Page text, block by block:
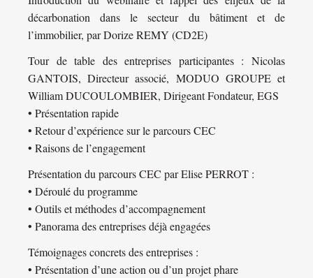
décarbonation dans le secteur du bâtiment et de
l’immobilier, par Dorize REMY (CD2E)
Tour de table des entreprises participantes : Nicolas
GANTOIS, Directeur associé, MODUO GROUPE et
William DUCOULOMBIER, Dirigeant Fondateur, EGS
• Présentation rapide
• Retour d’expérience sur le parcours CEC
• Raisons de l’engagement
Présentation du parcours CEC par Elise PERROT :
• Déroulé du programme
• Outils et méthodes d’accompagnement
• Panorama des entreprises déjà engagées
Témoignages concrets des entreprises :
• Présentation d’une action ou d’un projet phare